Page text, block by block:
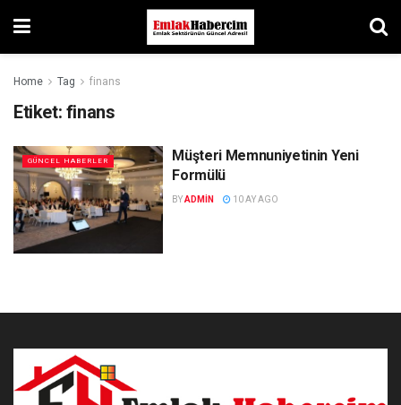
Home Tag finans
Etiket: finans
GÜNCEL HABERLER
Müşteri Memnuniyetinin Yeni
Formülü
BYADMIN 10 AY AGO